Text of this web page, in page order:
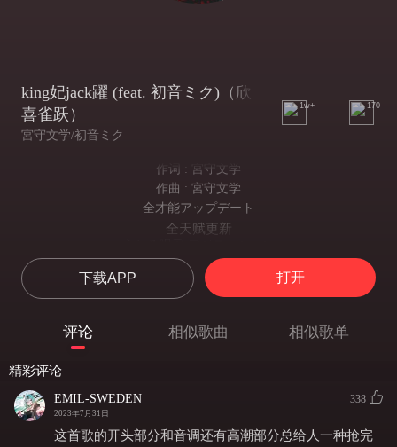
king妃jack躍 (feat. 初音ミク)（欣
喜雀跃）
宮守文学/初音ミク
1w+ 170
作词 : 宮守文学
作曲 : 宮守文学
全才能アップデート
全天赋更新
起伏跌宕的喝彩 鼓动着
一体何をやってんだろ
到底在干什么呢
不修边幅的空洞无物的苦战恶斗
されどなお湧くテンションを振りかざして？
OK
下载APP 打开
评论 相似歌曲 相似歌单
精彩评论
EMIL-SWEDEN
2023年7月31日
338
这首歌的开头部分和音调还有高潮部分总给人一种抢完